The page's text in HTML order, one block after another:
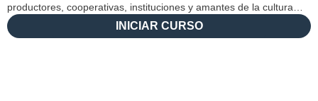
productores, cooperativas, instituciones y amantes de la cultura…
INICIAR CURSO